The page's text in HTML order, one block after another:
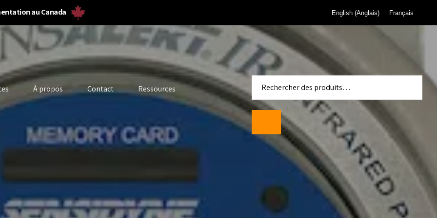
au Canada English (Anglais) Français
de l’eau
particules
Débitmètres de gaz
laboratoire
Qualité de l’eau de
À propos Contact Ressources